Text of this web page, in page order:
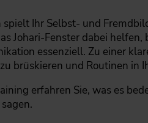
Ihr Selbst- und
Johari-Fenster dabei
essenziell. Zu einer
brüskieren und Routinen in
erfahren Sie, was es